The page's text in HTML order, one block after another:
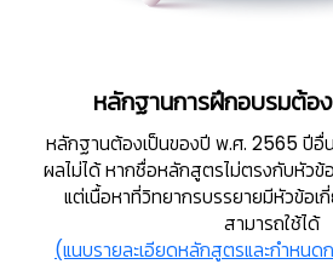
หลักฐานการฝึกอบรมต้อ
หลักฐานต้องเป็นของปี พ.ศ. 2565 ปีอื่น
ผลไม่ได้ หากชื่อหลักสูตรไม่ตรงกับหัว
แต่เนื้อหาที่วิทยากรบรรยายมีหัวข้อ
สามารถใช้ได้
(แนบรายละเอียดหลักสูตรและกำหนด